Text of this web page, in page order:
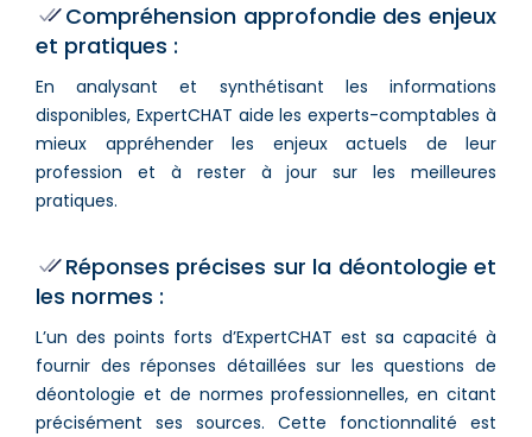
Compréhension approfondie des enjeux
et pratiques :
En analysant et synthétisant les informations
disponibles, ExpertCHAT aide les experts-comptables à
mieux appréhender les enjeux actuels de leur
profession et à rester à jour sur les meilleures
pratiques.
Réponses précises sur la déontologie et
les normes :
L’un des points forts d’ExpertCHAT est sa capacité à
fournir des réponses détaillées sur les questions de
déontologie et de normes professionnelles, en citant
précisément ses sources. Cette fonctionnalité est